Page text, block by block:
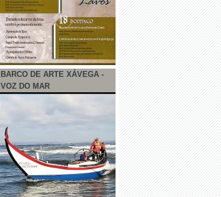
BARCO DE ARTE XÁVEGA -
VOZ DO MAR